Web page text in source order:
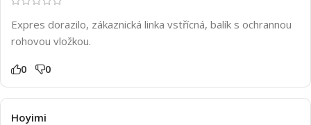
Expres dorazilo, zákaznická linka vstřícná, balík s ochrannou
rohovou vložkou.
0 0
Hoyimi